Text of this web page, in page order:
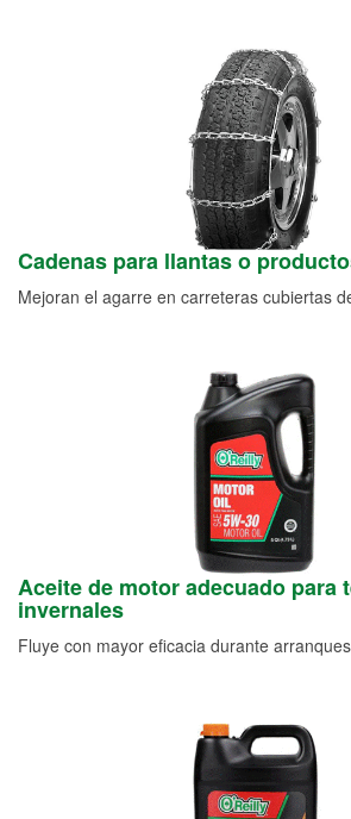
Cadenas para llantas o
Mejoran el agarre en carreteras cubiertas
Aceite de motor adecuado para
invernales
Fluye con mayor eficacia durante